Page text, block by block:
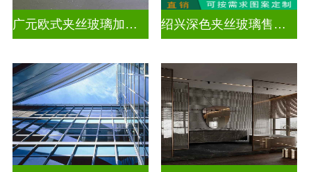
广元欧式夹丝玻璃加工店 绍兴深色夹丝玻璃售价多少